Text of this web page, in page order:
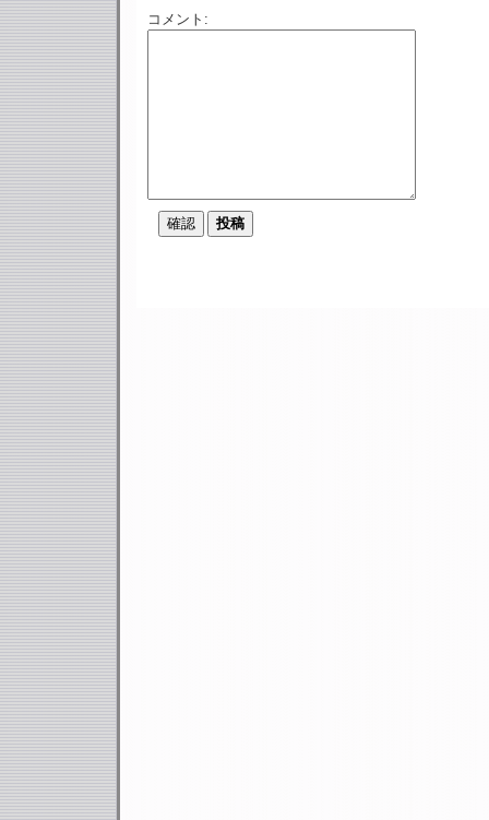
コメント: